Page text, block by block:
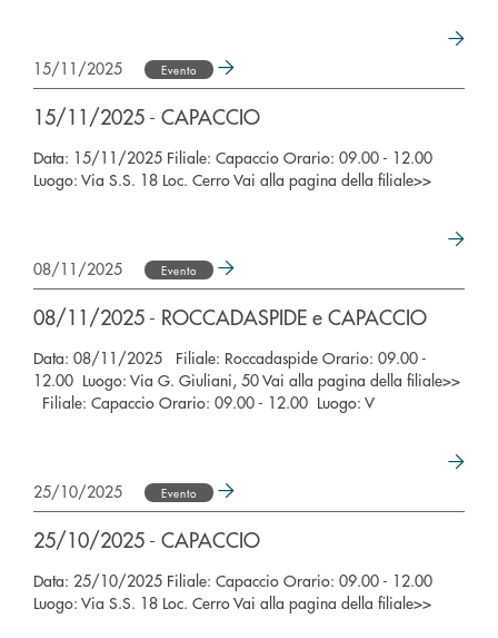
15/11/2025 Evento
15/11/2025 - CAPACCIO
Data: 15/11/2025 Filiale: Capaccio Orario: 09.00 - 12.00
Luogo: Via S.S. 18 Loc. Cerro Vai alla pagina della filiale>>
08/11/2025 Evento
08/11/2025 - ROCCADASPIDE e CAPACCIO
Data: 08/11/2025 Filiale: Roccadaspide Orario: 09.00 -
12.00 Luogo: Via G. Giuliani, 50 Vai alla pagina della filiale>>
Filiale: Capaccio Orario: 09.00 - 12.00 Luogo: V
25/10/2025 Evento
25/10/2025 - CAPACCIO
Data: 25/10/2025 Filiale: Capaccio Orario: 09.00 - 12.00
Luogo: Via S.S. 18 Loc. Cerro Vai alla pagina della filiale>>